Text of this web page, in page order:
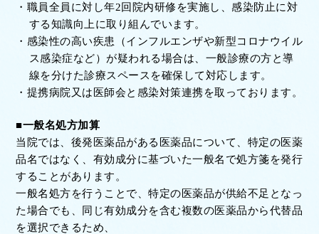
・ 職員全員に対し年2回院内研修を実施し、感染防止に対
する知識向上に取り組んでいます。
・ 感染性の高い疾患（インフルエンザや新型コロナウイル
ス感染症など）が疑われる場合は、一般診療の方と導
線を分けた診療スペースを確保して対応します。
・ 提携病院又は医師会と感染対策連携を取っております。
■一般名処方加算
当院では、後発医薬品がある医薬品について、特定の医薬
品名ではなく、有効成分に基づいた一般名で処方箋を発行
することがあります。
一般名処方を行うことで、特定の医薬品が供給不足となっ
た場合でも、同じ有効成分を含む複数の医薬品から代替品
を選択できるため、